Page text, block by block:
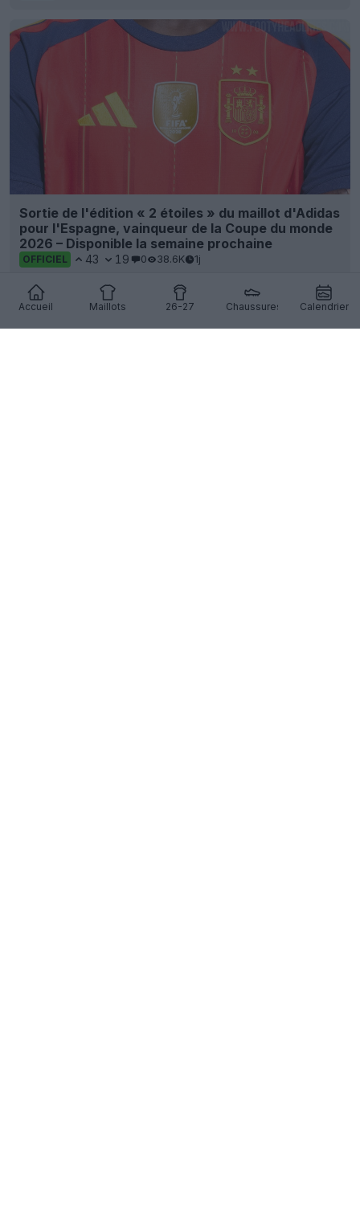
Accueil Maillots 26-27 Chaussures Calendrier
Sortie de l'édition « 2 étoiles » du maillot d'Adidas
pour l'Espagne, vainqueur de la Coupe du monde
2026 – Disponible la semaine prochaine
OFFICIEL 43 19 0 38.6K 1j